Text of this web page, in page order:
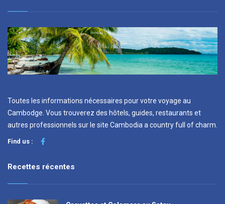
Toutes les informations nécessaires pour votre voyage au
Cambodge. Vous trouverez des hôtels, guides, restaurants et
autres professionnels sur le site Cambodia a country full of charm.
Find us :
Recettes récentes